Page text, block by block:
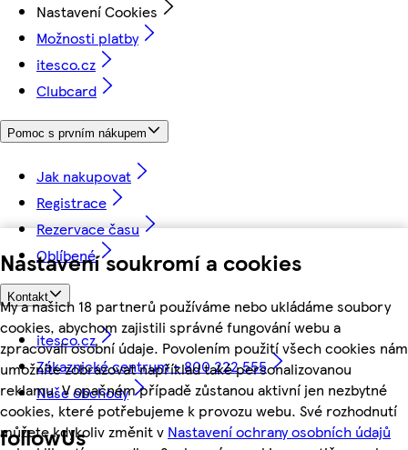
Nastavení soukromí a cookies
My a našich 18 partnerů používáme nebo ukládáme soubory
cookies, abychom zajistili správné fungování webu a
zpracovali osobní údaje. Povolením použití všech cookies nám
umožníte zobrazovat například také personalizovanou
reklamu. V opačném případě zůstanou aktivní jen nezbytné
cookies, které potřebujeme k provozu webu. Své rozhodnutí
můžete kdykoliv změnit v Nastavení ochrany osobních údajů
Nastavení Cookies
Možnosti platby
itesco.cz
Clubcard
Pomoc s prvním nákupem
Jak nakupovat
Registrace
Rezervace času
Oblíbené
Kontakt
itesco.cz
Zákaznické centrum - 800 222 555
Naše obchody
followUs